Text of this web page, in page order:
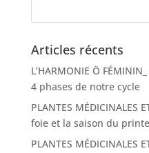
Articles récents
L’HARMONIE Ö
4 phases de notre cycle
PLANTES MÉDICINALES
foie et la saison du
PLANTES MÉDICINALES